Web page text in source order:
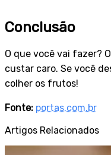
Conclusão
O que você vai fazer?
custar caro. Se você
colher os frutos!
Fonte: portas.com.br
Artigos Relacionados